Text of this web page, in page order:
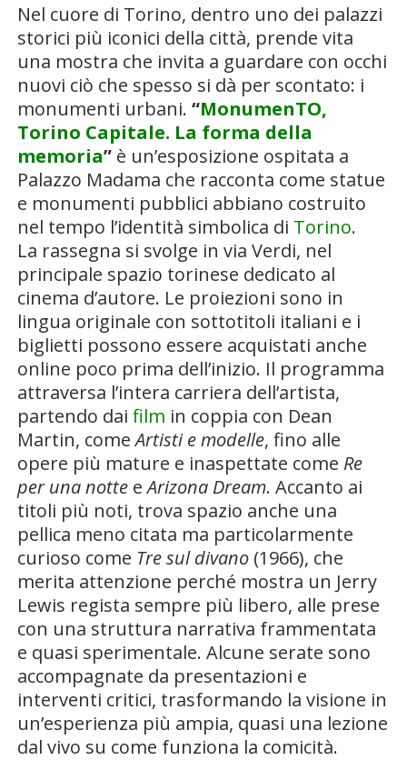
Nel cuore di Torino, dentro uno dei palazzi
storici più iconici della città, prende vita
una mostra che invita a guardare con occhi
nuovi ciò che spesso si dà per scontato: i
monumenti urbani. “MonumenTO,
Torino Capitale. La forma della
memoria”è un’esposizione ospitata a
Palazzo Madama che racconta come statue
e monumenti pubblici abbiano costruito
nel tempo l’identità simbolica di Torino.
La rassegna si svolge in via Verdi, nel
principale spazio torinese dedicato al
cinema d’autore. Le proiezioni sono in
lingua originale con sottotitoli italiani e i
biglietti possono essere acquistati anche
online poco prima dell’inizio. Il programma
attraversa l’intera carriera dell’artista,
partendo dai film in coppia con Dean
Martin, comeArtisti e modelle, fino alle
opere più mature e inaspettate come Re
per una notteeArizona Dream. Accanto ai
titoli più noti, trova spazio anche una
pellica meno citata ma particolarmente
curioso come Tre sul divano(1966), che
merita attenzione perché mostra un Jerry
Lewis regista sempre più libero, alle prese
con una struttura narrativa frammentata
e quasi sperimentale. Alcune serate sono
accompagnate da presentazioni e
interventi critici, trasformando la visione in
un’esperienza più ampia, quasi una lezione
dal vivo su come funziona la comicità.